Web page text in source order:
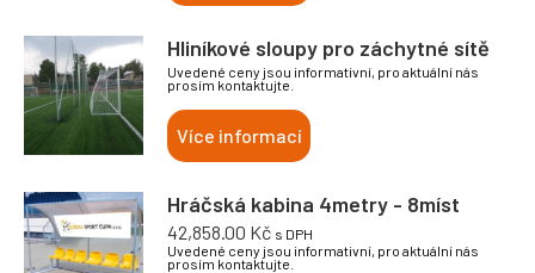
Hliníkové sloupy pro záchytné sítě
Uvedené ceny jsou informativní, pro aktuální nás
prosím kontaktujte.
Více informací
Hráčská kabina 4metry - 8míst
42,858.00 Kč s DPH
Uvedené ceny jsou informativní, pro aktuální nás
prosím kontaktujte.